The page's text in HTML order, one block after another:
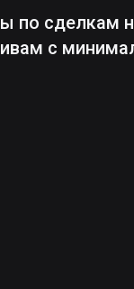
по сделкам
с